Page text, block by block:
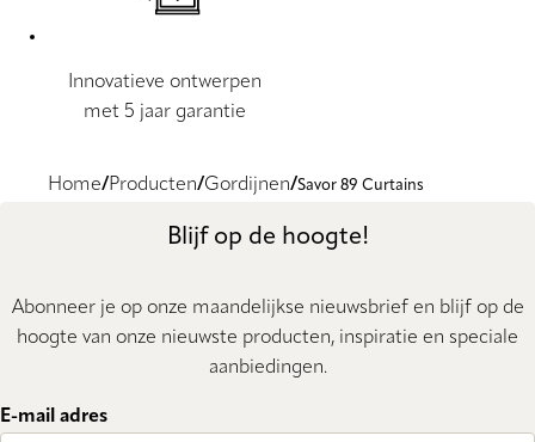
Innovatieve ontwerpen
met 5 jaar garantie
Home Producten Gordijnen Savor 89 Curtains
Blijf op de hoogte!
Abonneer je op onze maandelijkse nieuwsbrief en blijf op de
hoogte van onze nieuwste producten, inspiratie en speciale
aanbiedingen.
E-mail adres